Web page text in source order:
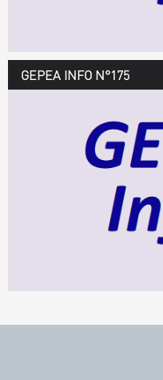
GEPEA INFO N°175